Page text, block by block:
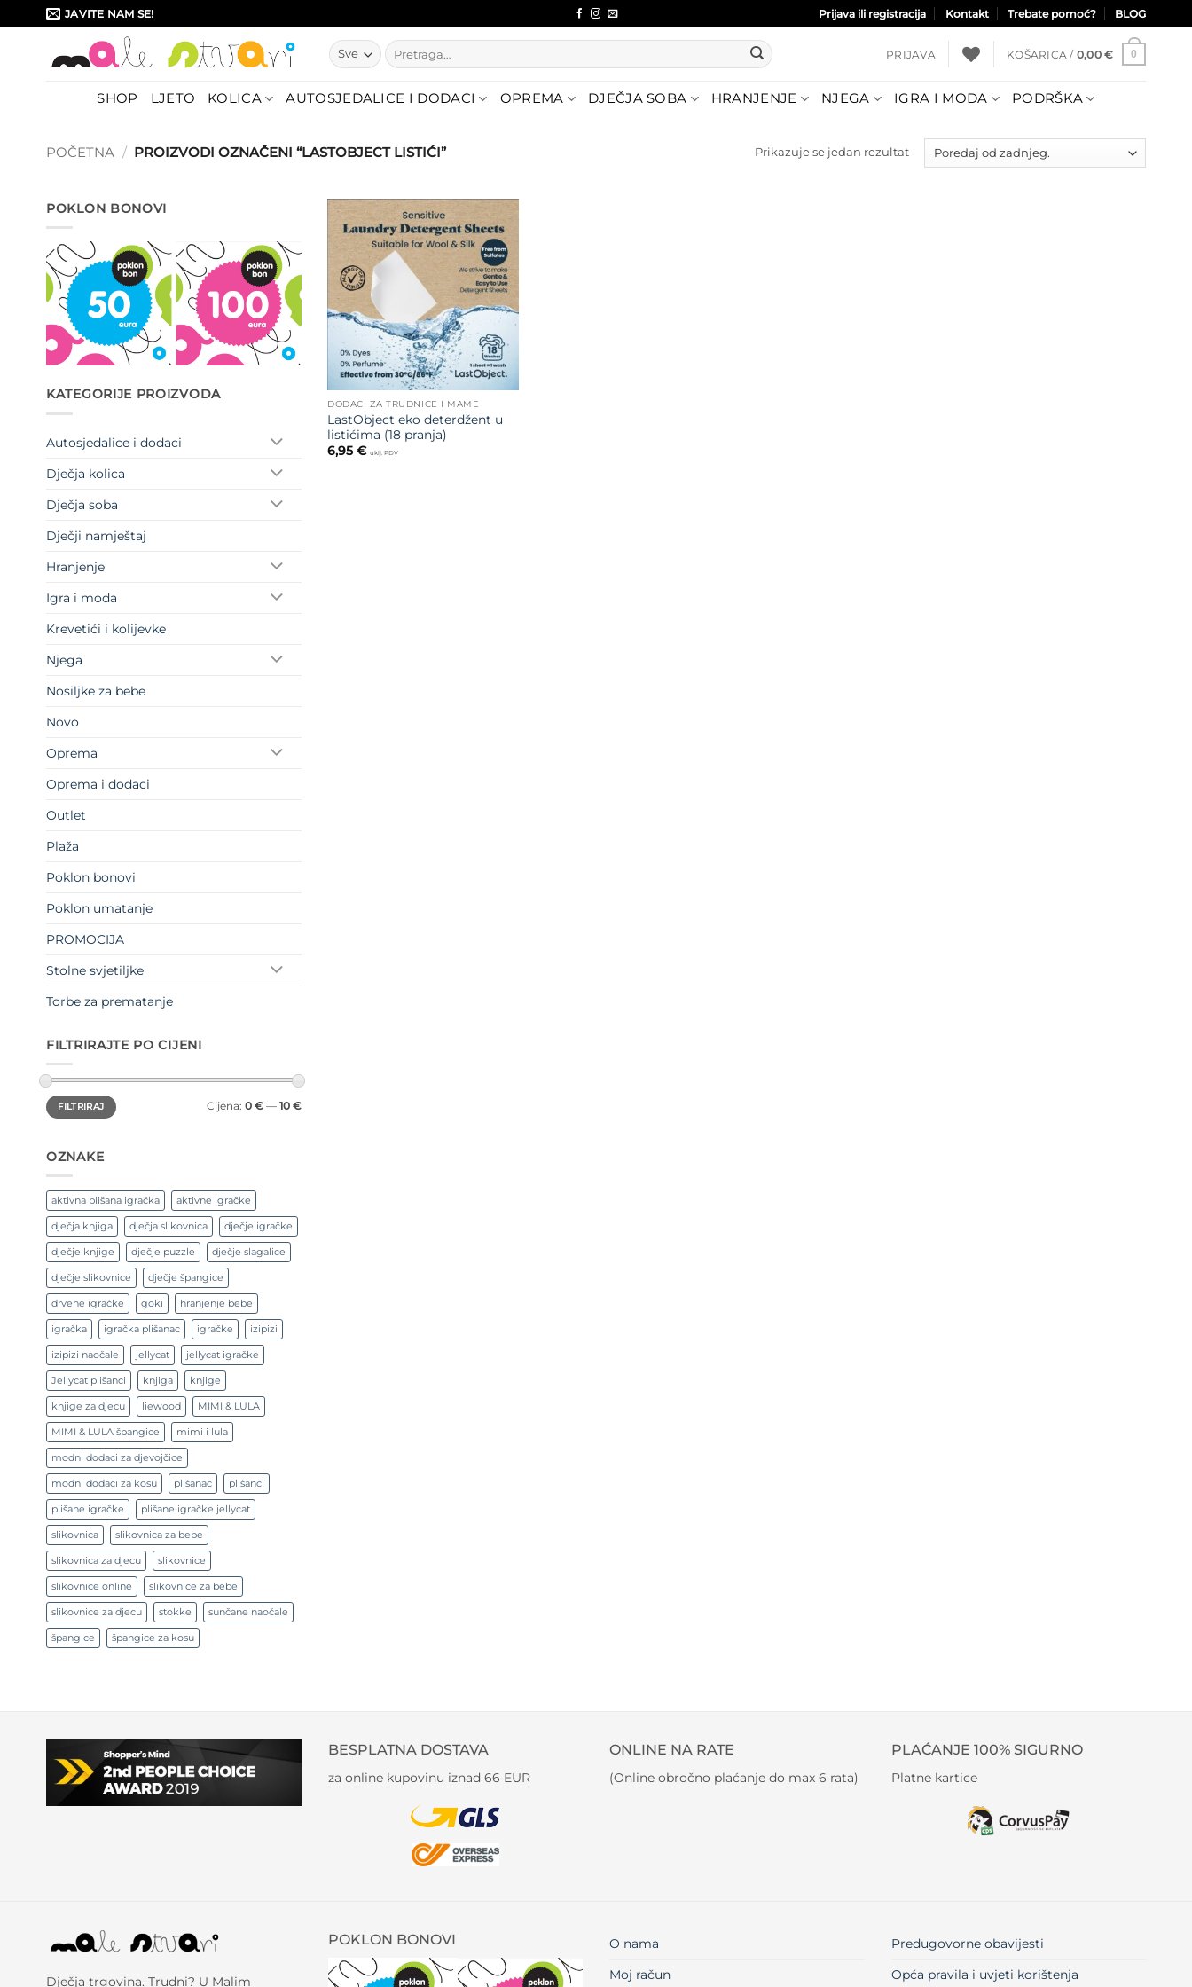
to
JAVITE NAM SE! Prijava ili registracija Kontakt Trebate pomoć? BLOG
Pretraži:
PRIJAVA KOŠARICA / 0,00 € 0
SHOP LJETO KOLICA AUTOSJEDALICE I DODACI OPREMA DJEČJA SOBA HRANJENJE NJEGA IGRA I MODA PODRŠKA
POČETNA / PROIZVODI OZNAČENI “LASTOBJECT LISTIĆI” Prikazuje se jedan rezultat
POKLON BONOVI
KATEGORIJE PROIZVODA
Autosjedalice i dodaci
Dječja kolica
Dječja soba
Dječji namještaj
Hranjenje
Igra i moda
Krevetići i kolijevke
Njega
Nosiljke za bebe
Novo
Oprema
Oprema i dodaci
Outlet
Plaža
Poklon bonovi
Poklon umatanje
PROMOCIJA
Stolne svjetiljke
Torbe za prematanje
FILTRIRAJTE PO CIJENI
Min
cijena
Maks
cijenaFILTRIRAJ Cijena: 0 €— 10 €
OZNAKE
aktivna plišana igračka aktivne igračke
dječja knjiga dječja slikovnica dječje igračke
dječje knjige dječje puzzle dječje slagalice
dječje slikovnice dječje špangice
drvene igračke goki hranjenje bebe
igračka igračka plišanac igračke izipizi
izipizi naočale jellycat jellycat igračke
Jellycat plišanci knjiga knjige
knjige za djecu liewood MIMI & LULA
MIMI & LULA špangice mimi i lula
modni dodaci za djevojčice
modni dodaci za kosu plišanac plišanci
plišane igračke plišane igračke jellycat
slikovnica slikovnica za bebe
slikovnica za djecu slikovnice
slikovnice online slikovnice za bebe
slikovnice za djecu stokke sunčane naočale
špangice špangice za kosu
Dodajte
na listu
želja
DODACI ZA TRUDNICE I MAME
LastObject eko deterdžent u
listićima (18 pranja)
6,95€ uklj. PDV
BESPLATNA DOSTAVA
za online kupovinu iznad 66 EUR
ONLINE NA RATE
(Online obročno plaćanje do max 6 rata)
PLAĆANJE 100% SIGURNO
Platne kartice
Dječja trgovina. Trudni? U Malim
POKLON BONOVI
O nama
Moj račun
Predugovorne obavijesti
Opća pravila i uvjeti korištenja